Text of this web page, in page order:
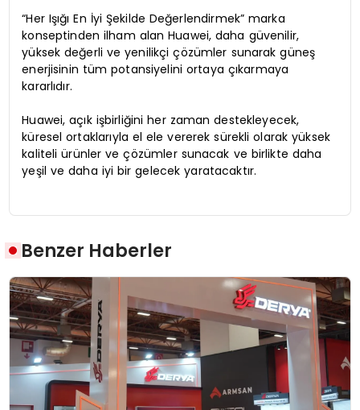
“Her Işığı En İyi Şekilde Değerlendirmek” marka
konseptinden ilham alan Huawei, daha güvenilir,
yüksek değerli ve yenilikçi çözümler sunarak güneş
enerjisinin tüm potansiyelini ortaya çıkarmaya
kararlıdır.
Huawei, açık işbirliğini her zaman destekleyecek,
küresel ortaklarıyla el ele vererek sürekli olarak yüksek
kaliteli ürünler ve çözümler sunacak ve birlikte daha
yeşil ve daha iyi bir gelecek yaratacaktır.
Benzer Haberler